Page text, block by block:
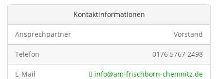
Kontaktinformationen
Ansprechpartner Vorstand
Telefon 0176 5767 2498
E-Mail info@am-frischborn-chemnitz.de